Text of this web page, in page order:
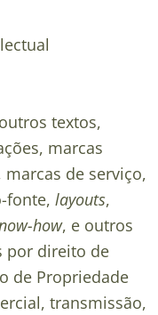
textos,
marcas
de serviço,
fonte, layouts,
how, e outros
por direito de
de Propriedade
transmissão,